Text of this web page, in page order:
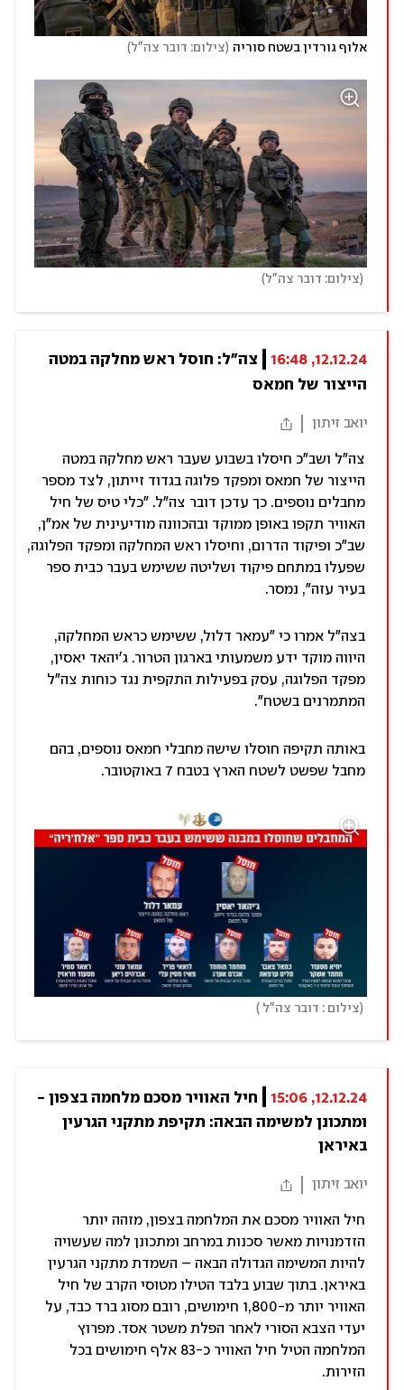
אלוף גורדין בשטח סוריה (צילום: דובר צה"ל)
(צילום: דובר צה"ל)
12.12.24, 16:48
הייצור של חמאס
יואב זיתון
צה"ל ושב"כ חיסלו בשבוע שעבר ראש מחלקה במטה
הייצור של חמאס ומפקד פלוגה בגדוד זייתון, לצד מספר
מחבלים נוספים. כך עדכן דובר צה"ל. "כלי טיס של חיל
האוויר תקפו באופן ממוקד ובהכוונה מודיעינית של אמ"ן,
שב"כ ופיקוד הדרום, וחיסלו ראש המחלקה ומפקד הפלוגה,
שפעלו במתחם פיקוד ושליטה ששימש בעבר כבית ספר
בעיר עזה", נמסר.
בצה"ל אמרו כי "עמאר דלול, ששימש כראש המחלקה,
היווה מוקד ידע משמעותי בארגון הטרור. ג'יהאד יאסין,
מפקד הפלוגה, עסק בפעילות התקפית נגד כוחות צה״ל
המתמרנים בשטח".
באותה תקיפה חוסלו שישה מחבלי חמאס נוספים, בהם
מחבל שפשט לשטח הארץ בטבח 7 באוקטובר.
(צילום : דובר צה"ל )
12.12.24, 15:06
ומתכונן למשימה הבאה: תקיפת מתקני הגרעין
באיראן
יואב זיתון
חיל האוויר מסכם את המלחמה בצפון, מזהה יותר
הזדמנויות מאשר סכנות במרחב ומתכונן למה שעשויה
להיות המשימה הגדולה הבאה – השמדת מתקני הגרעין
באיראן. בתוך שבוע בלבד הטילו מטוסי הקרב של חיל
האוויר יותר מ-1,800 חימושים, רובם מסוג ברד כבד, על
יעדי הצבא הסורי לאחר הפלת משטר אסד. מפרוץ
המלחמה הטיל חיל האוויר כ-83 אלף חימושים בכל
הזירות.